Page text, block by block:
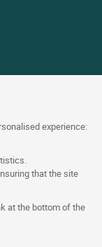
experience:
that the site
at the bottom of the